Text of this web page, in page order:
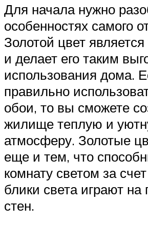
Для начала нужно
особенностях самого
Золотой цвет
и делает его таким
использования дома.
правильно
обои, то вы сможете
жилище теплую и
атмосферу. Золотые
еще и тем, что
комнату светом за счет
блики света играют на
стен.